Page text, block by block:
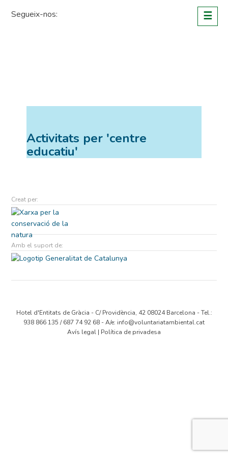
Segueix-nos: ☰
Activitats per 'centre
educatiu'
Creat per:
Amb el suport de:
Hotel d'Entitats de Gràcia - C/ Providència, 42 08024 Barcelona - Tel.:
938 866 135 / 687 74 92 68 - A/e: info@voluntariatambiental.cat
Avís legal | Política de privadesa